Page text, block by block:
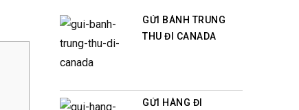
GỬI BÁNH TRUNG
THU ĐI CANADA
GỬI HÀNG ĐI